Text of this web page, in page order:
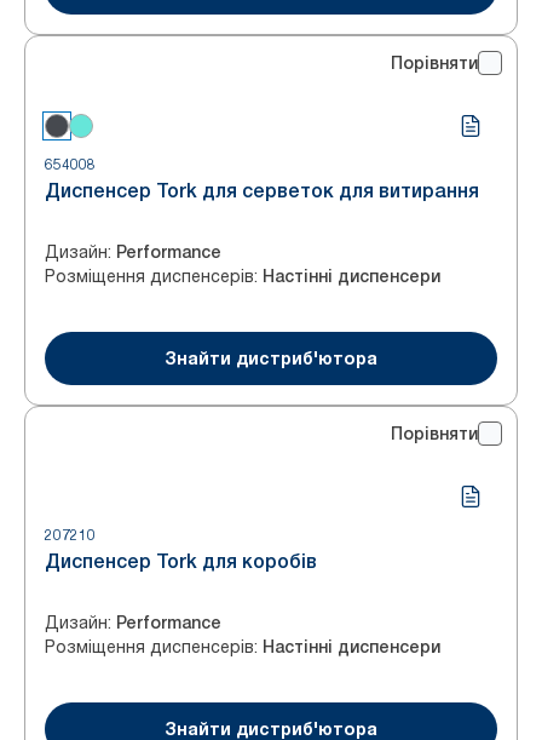
Порівняти
654008
Диспенсер Tork для серветок для витирання
Дизайн: Performance
Розміщення диспенсерів: Настінні диспенсери
Знайти дистриб'ютора
Порівняти
207210
Диспенсер Tork для коробів
Дизайн: Performance
Розміщення диспенсерів: Настінні диспенсери
Знайти дистриб'ютора